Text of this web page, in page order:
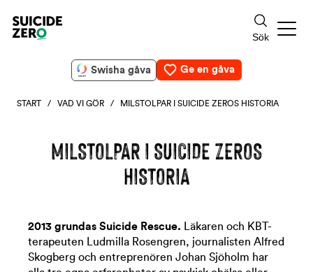
Swisha gåva Ge en gåva
START / VAD VI GÖR / MILSTOLPAR I SUICIDE ZEROS HISTORIA
MILSTOLPAR I SUICIDE ZEROS
HISTORIA
2013 grundas Suicide Rescue.
Läkaren och KBT-
terapeuten Ludmilla Rosengren, journalisten Alfred
Skogberg och entreprenören Johan Sjöholm har